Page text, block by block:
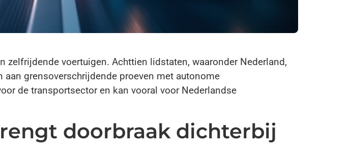
zelfrijdende voertuigen. Achttien lidstaten, waaronder Nederland,
grensoverschrijdende proeven met autonome
de transportsector en kan vooral voor Nederlandse
doorbraak dichterbij